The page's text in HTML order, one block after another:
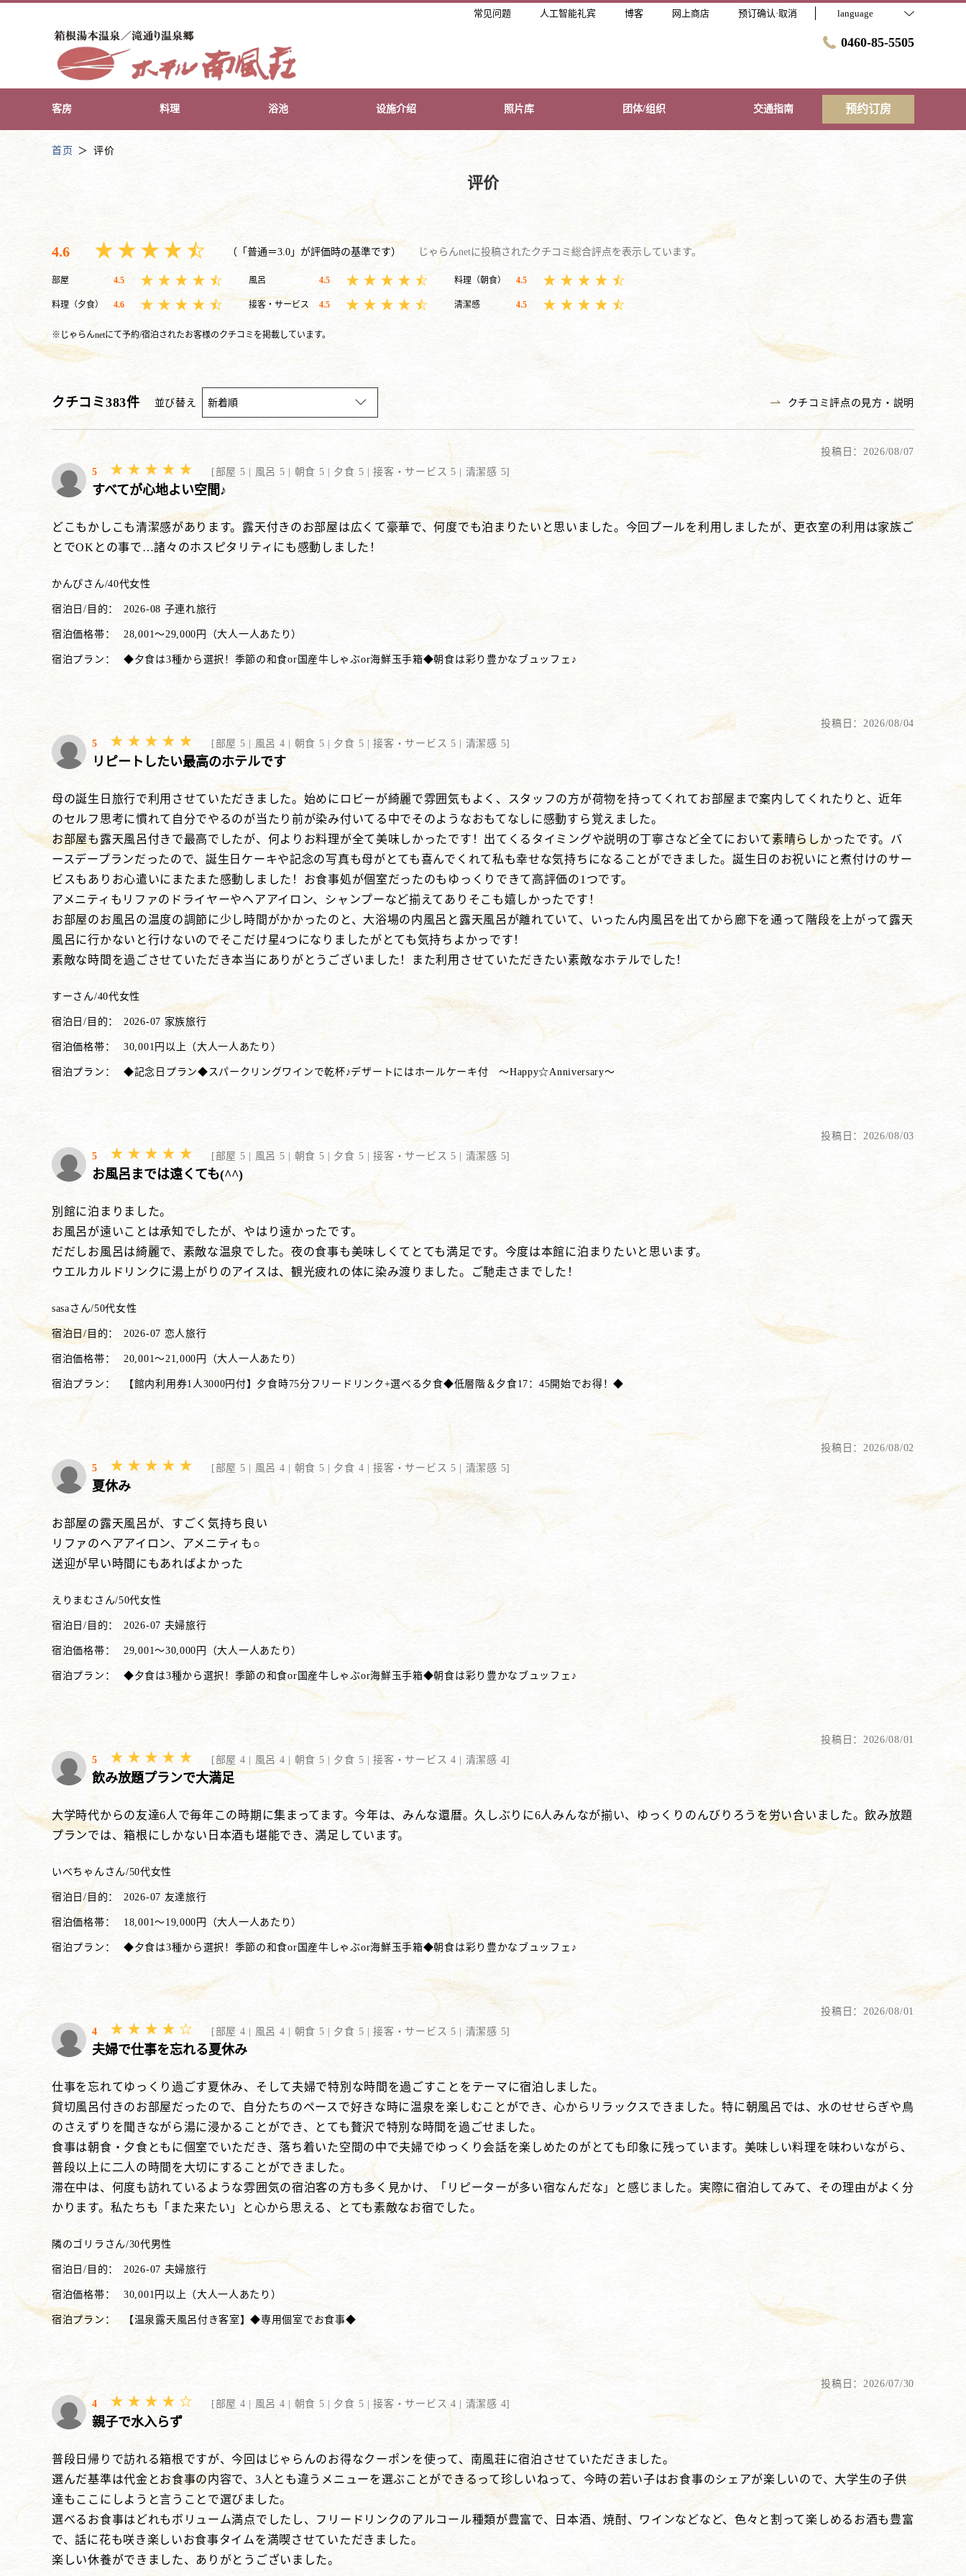
常见问题 人工智能礼宾 博客 网上商店 预订确认·取消 language
0460-85-5505
客房 料理 浴池 设施介绍 照片库 团体/组织 交通指南 预约订房
首页 评价
评价
4.6 （「普通＝3.0」が評価時の基準です） じゃらんnetに投稿されたクチコミ総合評点を表示しています。
部屋 4.5
料理（夕食） 4.6
風呂 4.5
接客・サービス 4.5
料理（朝食） 4.5
清潔感 4.5
※じゃらんnetにて予約/宿泊されたお客様のクチコミを掲載しています。
クチコミ383件 並び替え クチコミ評点の見方・説明
投稿日：2026/08/07
5
[部屋 5 |風呂 5 | 朝食 5 | 夕食 5 |接客・サービス 5 | 清潔感 5]
すべてが心地よい空間♪
どこもかしこも清潔感があります。露天付きのお部屋は広くて豪華で、何度でも泊まりたいと思いました。今回プールを利用しましたが、更衣室の利用は家族ご
とでOKとの事で…諸々のホスピタリティにも感動しました！
かんぴさん/40代女性
宿泊日/目的： 2026-08 子連れ旅行
宿泊価格帯： 28,001～29,000円（大人一人あたり）
宿泊プラン： ◆夕食は3種から選択！季節の和食or国産牛しゃぶor海鮮玉手箱◆朝食は彩り豊かなブュッフェ♪
投稿日：2026/08/04
5
[部屋 5 | 風呂 4 | 朝食 5 | 夕食 5 |接客・サービス 5 | 清潔感 5]
リピートしたい最高のホテルです
母の誕生日旅行で利用させていただきました。始めにロビーが綺麗で雰囲気もよく、スタッフの方が荷物を持ってくれてお部屋まで案内してくれたりと、近年
のセルフ思考に慣れて自分でやるのが当たり前が染み付いてる中でそのようなおもてなしに感動すら覚えました。
お部屋も露天風呂付きで最高でしたが、何よりお料理が全て美味しかったです！出てくるタイミングや説明の丁寧さなど全てにおいて素晴らしかったです。バ
ースデープランだったので、誕生日ケーキや記念の写真も母がとても喜んでくれて私も幸せな気持ちになることができました。誕生日のお祝いにと煮付けのサー
ビスもありお心遣いにまたまた感動しました！お食事処が個室だったのもゆっくりできて高評価の1つです。
アメニティもリファのドライヤーやヘアアイロン、シャンプーなど揃えてありそこも嬉しかったです！
お部屋のお風呂の温度の調節に少し時間がかかったのと、大浴場の内風呂と露天風呂が離れていて、いったん内風呂を出てから廊下を通って階段を上がって露天
風呂に行かないと行けないのでそこだけ星4つになりましたがとても気持ちよかっです！
素敵な時間を過ごさせていただき本当にありがとうございました！また利用させていただきたい素敵なホテルでした！
すーさん/40代女性
宿泊日/目的： 2026-07 家族旅行
宿泊価格帯： 30,001円以上（大人一人あたり）
宿泊プラン： ◆記念日プラン◆スパークリングワインで乾杯♪デザートにはホールケーキ付 ～Happy☆Anniversary～
投稿日：2026/08/03
5
[部屋 5 | 風呂 5 | 朝食 5 | 夕食 5 |接客・サービス 5 | 清潔感 5]
お風呂までは遠くても(^^)
別館に泊まりました。
お風呂が遠いことは承知でしたが、やはり遠かったです。
だだしお風呂は綺麗で、素敵な温泉でした。夜の食事も美味しくてとても満足です。今度は本館に泊まりたいと思います。
ウエルカルドリンクに湯上がりのアイスは、観光疲れの体に染み渡りました。ご馳走さまでした！
sasaさん/50代女性
宿泊日/目的： 2026-07 恋人旅行
宿泊価格帯： 20,001～21,000円（大人一人あたり）
宿泊プラン： 【館内利用券1人3000円付】夕食時75分フリードリンク+選べる夕食◆低層階＆夕食17：45開始でお得！◆
投稿日：2026/08/02
5
[部屋 5 | 風呂 4 | 朝食 5 | 夕食 4 |接客・サービス 5 | 清潔感 5]
夏休み
お部屋の露天風呂が、すごく気持ち良い
リファのヘアアイロン、アメニティも○
送迎が早い時間にもあればよかった
えりまむさん/50代女性
宿泊日/目的： 2026-07 夫婦旅行
宿泊価格帯： 29,001～30,000円（大人一人あたり）
宿泊プラン： ◆夕食は3種から選択！季節の和食or国産牛しゃぶor海鮮玉手箱◆朝食は彩り豊かなブュッフェ♪
投稿日：2026/08/01
5
[部屋 4 | 風呂 4 | 朝食 5 | 夕食 5 |接客・サービス 4 | 清潔感 4]
飲み放題プランで大満足
大学時代からの友達6人で毎年この時期に集まってます。今年は、みんな還暦。久しぶりに6人みんなが揃い、ゆっくりのんびりろうを労い合いました。飲み放題
プランでは、箱根にしかない日本酒も堪能でき、満足しています。
いべちゃんさん/50代女性
宿泊日/目的： 2026-07 友達旅行
宿泊価格帯： 18,001～19,000円（大人一人あたり）
宿泊プラン： ◆夕食は3種から選択！季節の和食or国産牛しゃぶor海鮮玉手箱◆朝食は彩り豊かなブュッフェ♪
投稿日：2026/08/01
4
[部屋 4 | 風呂 4 | 朝食 5 | 夕食 5 |接客・サービス 5 | 清潔感 5]
夫婦で仕事を忘れる夏休み
仕事を忘れてゆっくり過ごす夏休み、そして夫婦で特別な時間を過ごすことをテーマに宿泊しました。
貸切風呂付きのお部屋だったので、自分たちのペースで好きな時に温泉を楽しむことができ、心からリラックスできました。特に朝風呂では、水のせせらぎや鳥
のさえずりを聞きながら湯に浸かることができ、とても贅沢で特別な時間を過ごせました。
食事は朝食・夕食ともに個室でいただき、落ち着いた空間の中で夫婦でゆっくり会話を楽しめたのがとても印象に残っています。美味しい料理を味わいながら、
普段以上に二人の時間を大切にすることができました。
滞在中は、何度も訪れているような雰囲気の宿泊客の方も多く見かけ、「リピーターが多い宿なんだな」と感じました。実際に宿泊してみて、その理由がよく分
かります。私たちも「また来たい」と心から思える、とても素敵なお宿でした。
隣のゴリラさん/30代男性
宿泊日/目的： 2026-07 夫婦旅行
宿泊価格帯： 30,001円以上（大人一人あたり）
宿泊プラン： 【温泉露天風呂付き客室】◆専用個室でお食事◆
投稿日：2026/07/30
4
[部屋 4 | 風呂 4 | 朝食 5 | 夕食 5 |接客・サービス 4 | 清潔感 4]
親子で水入らず
普段日帰りで訪れる箱根ですが、今回はじゃらんのお得なクーポンを使って、南風荘に宿泊させていただきました。
選んだ基準は代金とお食事の内容で、3人とも違うメニューを選ぶことができるって珍しいねって、今時の若い子はお食事のシェアが楽しいので、大学生の子供
達もここにしようと言うことで選びました。
選べるお食事はどれもボリューム満点でしたし、フリードリンクのアルコール種類が豊富で、日本酒、焼酎、ワインなどなど、色々と割って楽しめるお酒も豊富
で、話に花も咲き楽しいお食事タイムを満喫させていただきました。
楽しい休養ができました、ありがとうございました。